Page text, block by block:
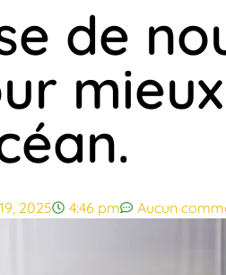
de
2025 4:46 pm Aucun